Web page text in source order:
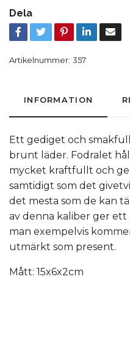
Dela
Artikelnummer: 357
INFORMATION
Ett gediget och
brunt läder. Fodralet
mycket kraftfullt och
samtidigt som det
det mesta som de kan
av denna kaliber ger
man exempelvis
utmärkt som present.
Mått: 15x6x2cm